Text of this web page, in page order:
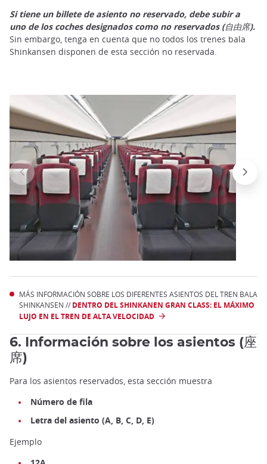
Si tiene un billete de asiento no reservado, debe subir a
uno de los coches designados como no reservados (自由席).
Sin embargo, tenga en cuenta que no todos los trenes bala
Shinkansen disponen de esta sección no reservada.
MÁS INFORMACIÓN SOBRE LOS DIFERENTES ASIENTOS DEL TREN BALA
SHINKANSEN // DENTRO DEL SHINKANEN GRAN CLASS: EL MÁXIMO
LUJO EN EL TREN DE ALTA VELOCIDAD
6. Información sobre los asientos (座
席)
Para los asientos reservados, esta sección muestra
Número de fila
Letra del asiento (A, B, C, D, E)
Ejemplo